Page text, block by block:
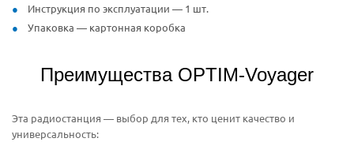
Инструкция по эксплуатации — 1 шт.
Упаковка — картонная коробка
Преимущества OPTIM-Voyager
Эта радиостанция — выбор для тех, кто ценит качество и
универсальность: